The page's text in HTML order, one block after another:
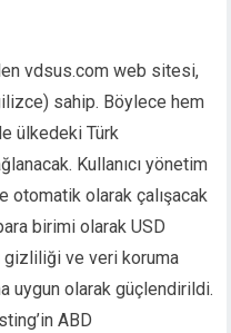
vdsus.com web sitesi,
sahip. Böylece hem
ülkedeki Türk
Kullanıcı yönetim
otomatik olarak çalışacak
birimi olarak USD
gizliliği ve veri koruma
uygun olarak güçlendirildi.
ABD